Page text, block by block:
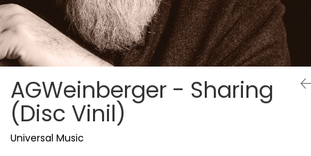
Viniluri Românești
Colecția Electrecord
AGWeinberger - Sharing
(Disc Vinil)
Universal Music